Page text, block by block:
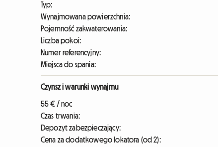
Typ:
Wynajmowana powierzchnia:
Pojemność zakwaterowania:
Liczba pokoi:
Numer referencyjny:
Miejsca do spania:
Czynsz i warunki wynajmu
55 € / noc
Czas trwania:
Depozyt zabezpieczający:
Cena za dodatkowego lokatora (od 2):